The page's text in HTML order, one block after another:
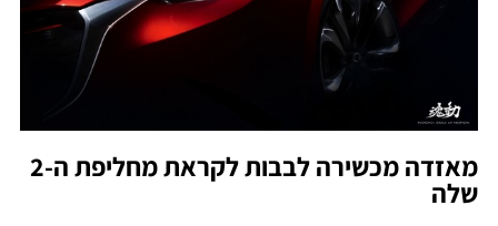
מאזדה מכשירה לבבות לקראת מחליפת ה-2
שלה